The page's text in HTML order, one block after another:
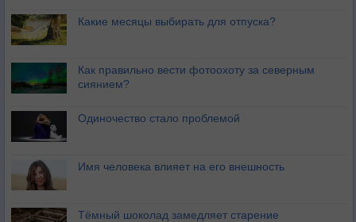
Какие месяцы выбирать для отпуска?
Как правильно вести фотоохоту за северным
сиянием?
Одиночество стало проблемой
Имя человека влияет на его внешность
Тёмный шоколад замедляет старение